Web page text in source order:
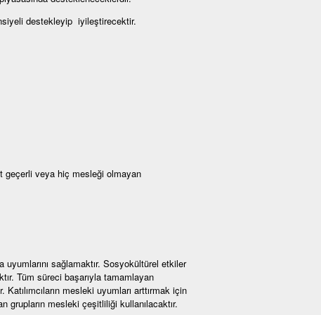
destekleyip iyileştirecektir.
veya hiç mesleği olmayan
uyumlarını sağlamaktır. Sosyokültürel etkiler
Tüm süreci başarıyla tamamlayan
Katılımcıların mesleki uyumları arttırmak için
grupların mesleki çeşitliliği kullanılacaktır.